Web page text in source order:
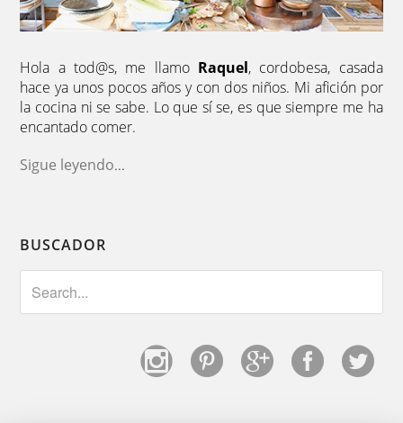
Hola a tod@s, me llamo Raquel, cordobesa, casada
hace ya unos pocos años y con dos niños. Mi afición por
la cocina ni se sabe. Lo que sí se, es que siempre me ha
encantado comer.
Sigue leyendo...
BUSCADOR